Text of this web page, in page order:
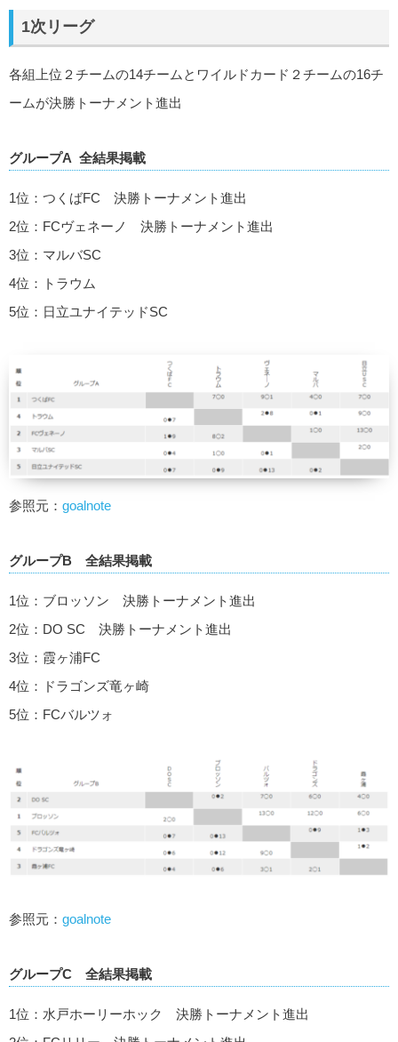
1次リーグ
各組上位２チームの14チームとワイルドカード２チームの16チ
ームが決勝トーナメント進出
グループA 全結果掲載
1位：つくばFC 決勝トーナメント進出
2位：FCヴェネーノ 決勝トーナメント進出
3位：マルバSC
4位：トラウム
5位：日立ユナイテッドSC
参照元： goalnote
グループB 全結果掲載
1位：ブロッソン 決勝トーナメント進出
2位：DO SC 決勝トーナメント進出
3位：霞ヶ浦FC
4位：ドラゴンズ竜ヶ崎
5位：FCバルツォ
参照元： goalnote
グループC 全結果掲載
1位：水戸ホーリーホック 決勝トーナメント進出